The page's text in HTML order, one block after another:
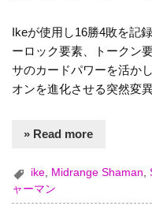
Ikeが使用し16勝4敗を記
ーロック要素、トークン
サのカードパワーを活か
オンを進化させる突然変
» Read more
ike, Midrange Shaman,
ャーマン